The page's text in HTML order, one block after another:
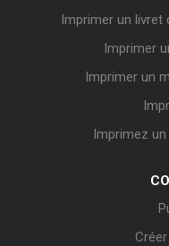
Imprimer un
Imprimer
Imprimer un
Imprimez